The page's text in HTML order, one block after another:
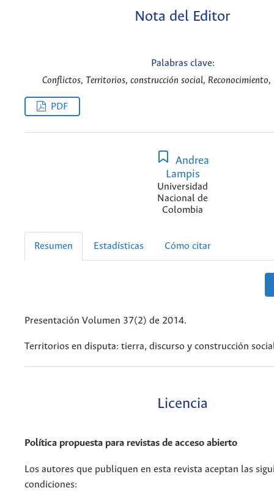
Nota del Editor
Palabras clave:
Conflictos, Territorios, construcción social, Reconocimiento,
PDF
Andrea
Lampis
Universidad
Nacional de
Colombia
Resumen Estadísticas Cómo citar
Presentación Volumen 37(2) de 2014.
Territorios en disputa: tierra, discurso y construcción
Licencia
Política propuesta para revistas de acceso abierto
Los autores que publiquen en esta revista aceptan las
condiciones: